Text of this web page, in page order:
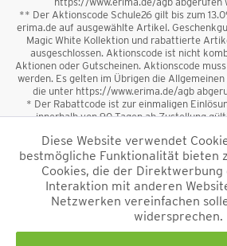
** Der Aktionscode Schule26 gilt bis zum
erima.de auf ausgewählte Artikel.
Magic White Kollektion und rabattierte
ausgeschlossen. Aktionscode ist nicht
Aktionen oder Gutscheinen. Aktionscode
werden. Es gelten im Übrigen die
die unter https://www.erima.de/agb
* Der Rabattcode ist zur einmaligen
innerhalb von 90 Tagen ab Zustellung
sowie Geschenkgutscheine sind vom
Rabattcode ist nicht mit anderen
kombinierbar. Der
*Alle Preise verstehen sich inkl.
und ggf.
beschrieben.
Diese Website verwendet
bestmögliche Funktionalität bieten
Cookies, die der
Interaktion mit anderen
Netzwerken vereinfachen
widersprechen.